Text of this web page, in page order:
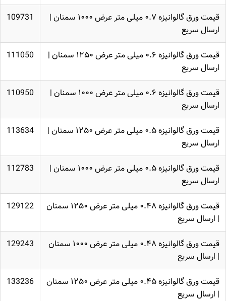
قیمت ورق گالوانیزه ۰.۷ میلی متر عرض ۱۰۰۰ سمنان |
ارسال سریع
109731
قیمت ورق گالوانیزه ۰.۶ میلی متر عرض ۱۲۵۰ سمنان |
ارسال سریع
111050
قیمت ورق گالوانیزه ۰.۶ میلی متر عرض ۱۰۰۰ سمنان |
ارسال سریع
110950
قیمت ورق گالوانیزه ۰.۵ میلی متر عرض ۱۲۵۰ سمنان |
ارسال سریع
113634
قیمت ورق گالوانیزه ۰.۵ میلی متر عرض ۱۰۰۰ سمنان |
ارسال سریع
112783
قیمت ورق گالوانیزه ۰.۴۸ میلی متر عرض ۱۲۵۰ سمنان
| ارسال سریع
129122
قیمت ورق گالوانیزه ۰.۴۸ میلی متر عرض ۱۰۰۰ سمنان
| ارسال سریع
129243
قیمت ورق گالوانیزه ۰.۴۵ میلی متر عرض ۱۲۵۰ سمنان
| ارسال سریع
133236